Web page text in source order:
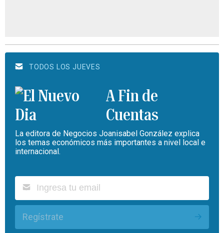
TODOS LOS JUEVES
A Fin de
Cuentas
La editora de Negocios Joanisabel González explica
los temas económicos más importantes a nivel local e
internacional.
Regístrate